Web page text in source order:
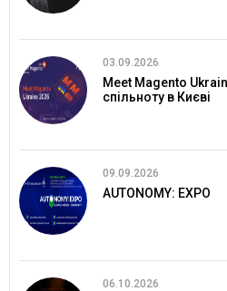
03.09.2026
Meet Magento
спільноту в Києві
09.09.2026
AUTONOMY: EXPO
06.10.2026